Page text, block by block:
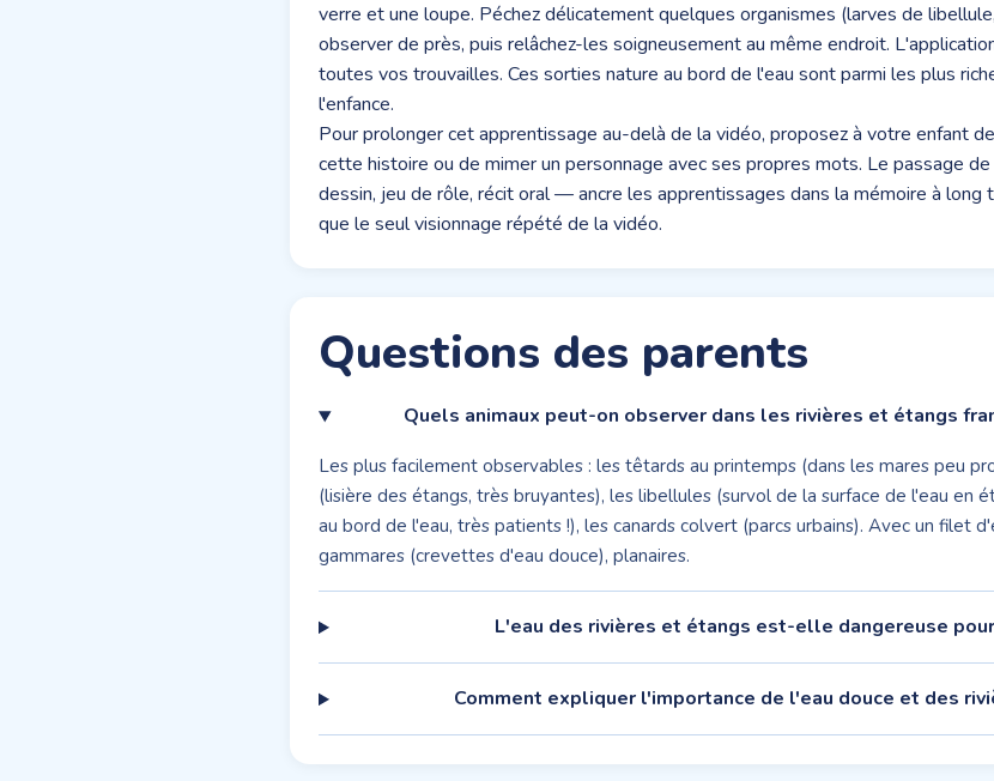
verre et une loupe. Péchez délicatement quelques organismes (larves de
observer de près, puis relâchez-les soigneusement au même endroit.
toutes vos trouvailles. Ces sorties nature au bord de l'eau sont parmi les plus
l'enfance.
Pour prolonger cet apprentissage au-delà de la vidéo, proposez à votre enfant
cette histoire ou de mimer un personnage avec ses propres mots. Le passage
dessin, jeu de rôle, récit oral — ancre les apprentissages dans la mémoire à long
que le seul visionnage répété de la vidéo.
Questions des parents
Quels animaux peut-on observer dans les rivières et étangs
Les plus facilement observables : les têtards au printemps (dans les mares peu
(lisière des étangs, très bruyantes), les libellules (survol de la surface de l'eau en
au bord de l'eau, très patients !), les canards colvert (parcs urbains). Avec un filet
gammares (crevettes d'eau douce), planaires.
L'eau des rivières et étangs est-elle dangereuse
Comment expliquer l'importance de l'eau douce et des